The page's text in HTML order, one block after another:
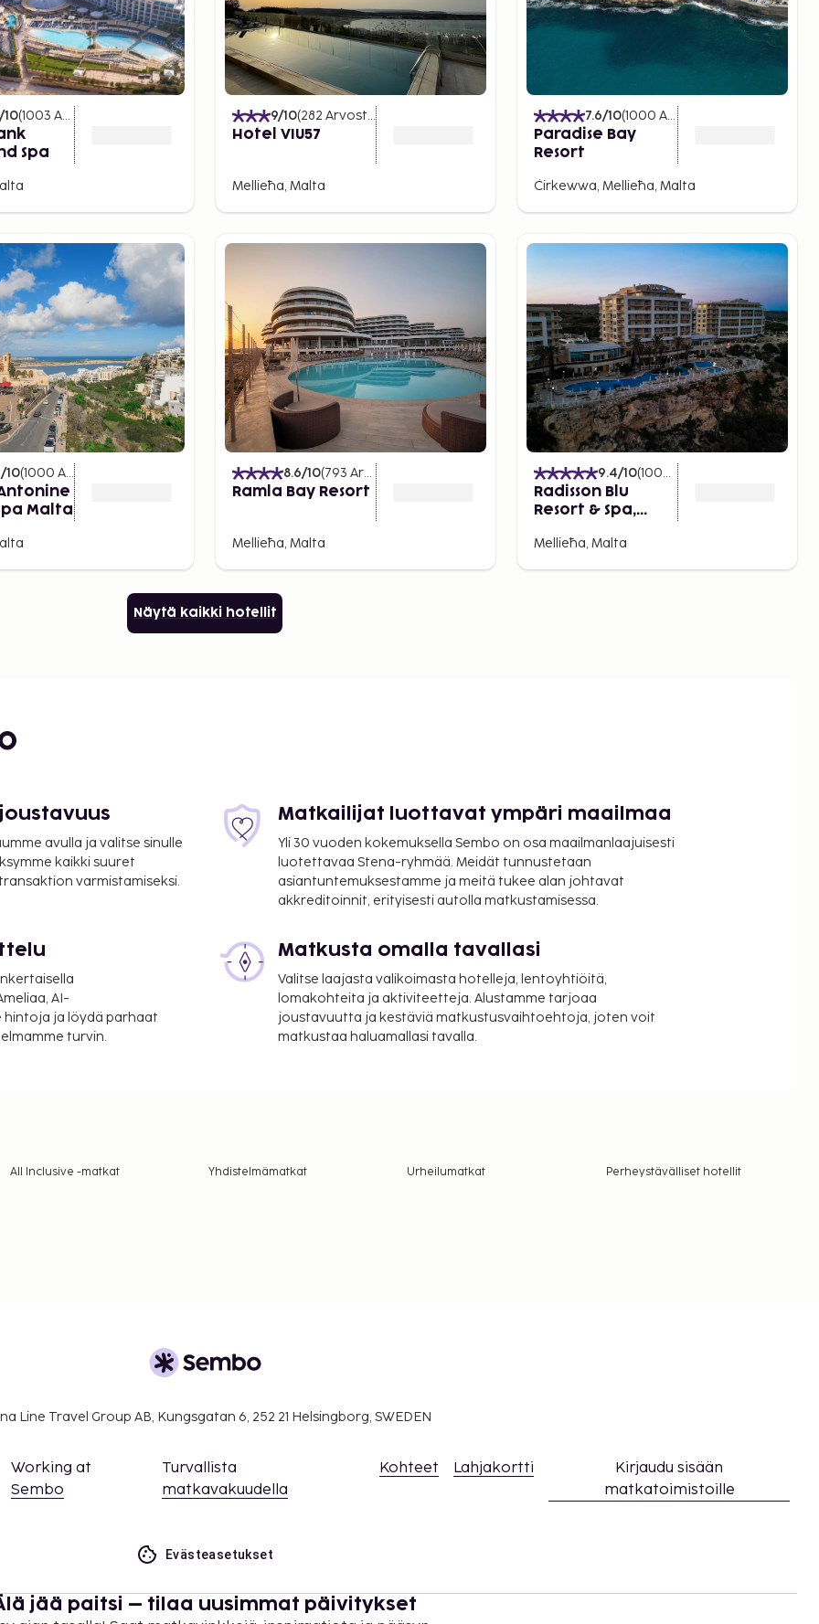
lomasi ajaksi.
rauhallisesta
välillä.
on
tutkimiseen.
naapurisaarille Gozoon
ympäri saarta.
/10(1003 Arvostelut
Spa
9/10(282 Arvostelut
Hotel VIU57
Mellieħa, Malta
7.6/10(1000 Arvostelut
Paradise Bay
Resort
Ċirkewwa, Mellieħa, Malta
/10(1000 Arvostelut
Malta
8.6/10(793 Arvostelut
Ramla Bay Resort
Mellieħa, Malta
9.4/10(1004 Arvostelut
Radisson Blu
Resort & Spa,
Sands
Mellieħa, Malta
Näytä kaikki hotellit
avulla ja valitse sinulle
kaikki suuret
varmistamiseksi.
Matkailijat luottavat ympäri maailmaa
Yli 30 vuoden kokemuksella Sembo on osa maailmanlaajuisesti
luotettavaa Stena-ryhmää. Meidät tunnustetaan
asiantuntemuksestamme ja meitä tukee alan johtavat
akkreditoinnit, erityisesti autolla matkustamisessa.
AI-
ja löydä parhaat
turvin.
Matkusta omalla tavallasi
Valitse laajasta valikoimasta hotelleja, lentoyhtiöitä,
lomakohteita ja aktiviteetteja. Alustamme tarjoaa
joustavuutta ja kestäviä matkustusvaihtoehtoja, joten voit
matkustaa haluamallasi tavalla.
All Inclusive -matkat Yhdistelmämatkat Urheilumatkat
Perheystävälliset hotellit
Line Travel Group AB, Kungsgatan 6, 252 21 Helsingborg, SWEDEN
Working at
Sembo
Turvallista
matkavakuudella
Kohteet Lahjakortti
Kirjaudu sisään
matkatoimistoille
Evästeasetukset
jää paitsi – tilaa uusimmat päivitykset